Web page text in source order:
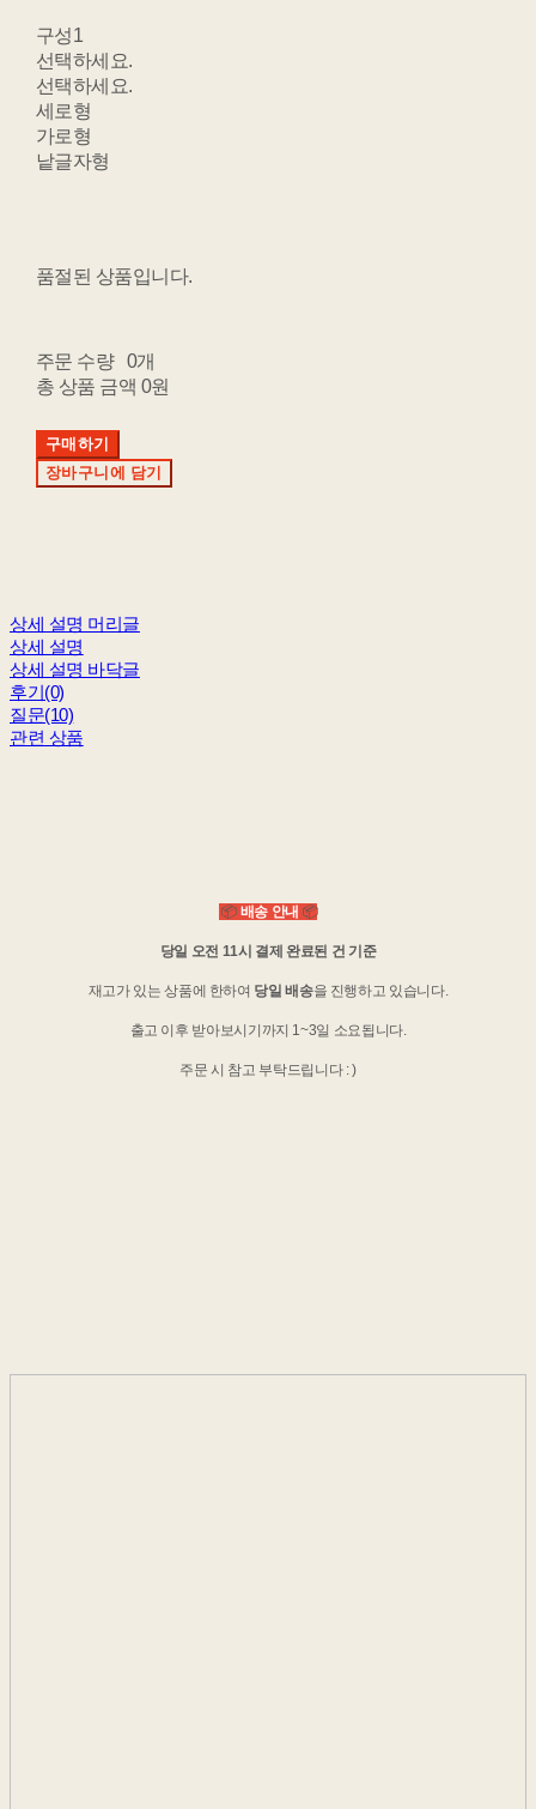
구성1
선택하세요.
선택하세요.
세로형
가로형
낱글자형
품절된 상품입니다.
주문 수량
0개
총 상품 금액 0원
구매하기
장바구니에 담기
상세 설명 머리글
상세 설명
상세 설명 바닥글
후기(0)
질문(10)
관련 상품
📦 배송 안내 📦
당일 오전 11시 결제 완료된 건 기준
재고가 있는 상품에 한하여 당일 배송을 진행하고 있습니다.
출고 이후 받아보시기까지 1~3일 소요됩니다.
주문 시 참고 부탁드립니다 : )